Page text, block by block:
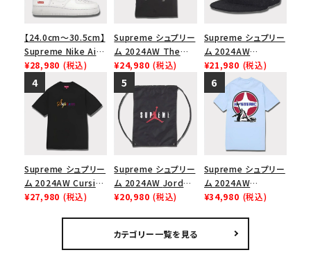
【24.0cm～30.5cm】
Supreme Nike Air
Force 1 Low シュプ
リーム ナイキエアフォ
ース１スニーカー シ
ューズ ホワイト
¥28,980 (税込)
Supreme シュプリー
ム 2024AW The
North Face S/S
Top Tee ノースフェ
イスショートスリーブ
トップTシャツ ブラッ
ク 黒
¥24,980 (税込)
Supreme シュプリー
ム 2024AW
Brushed Wool Box
Logo New Era Cap
ブラッシュウールボッ
クスロゴニューエラキ
ャップ ブラック 黒
¥21,980 (税込)
Supreme シュプリー
ム 2024AW Cursive
S/S Top カーシブシ
¥27,980 (税込)
Supreme シュプリー
ム 2024AW Jordan
Drawstring Bag ジ
ク ブラック 黒
¥20,980 (税込)
Supreme シュプリー
ム 2024AW
Hysteric Glamour
プTシャツ パウダーブ
ルー
¥34,980 (税込)
カテゴリー一覧を見る